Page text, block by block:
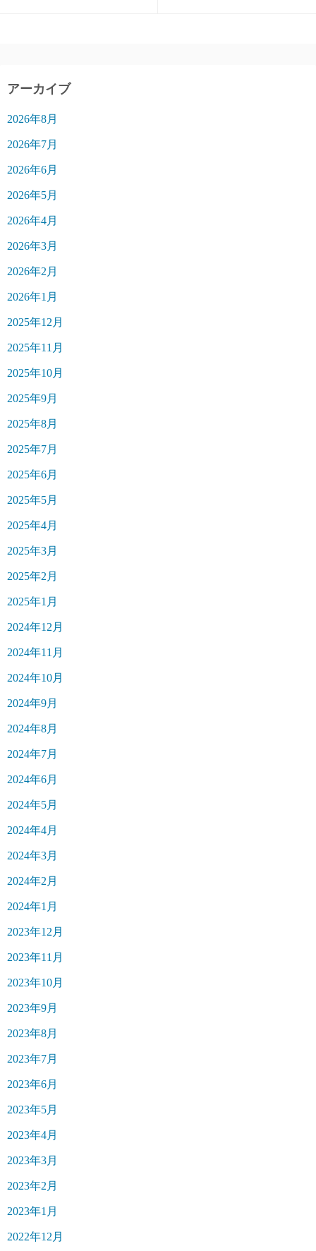
アーカイブ
2026年8月
2026年7月
2026年6月
2026年5月
2026年4月
2026年3月
2026年2月
2026年1月
2025年12月
2025年11月
2025年10月
2025年9月
2025年8月
2025年7月
2025年6月
2025年5月
2025年4月
2025年3月
2025年2月
2025年1月
2024年12月
2024年11月
2024年10月
2024年9月
2024年8月
2024年7月
2024年6月
2024年5月
2024年4月
2024年3月
2024年2月
2024年1月
2023年12月
2023年11月
2023年10月
2023年9月
2023年8月
2023年7月
2023年6月
2023年5月
2023年4月
2023年3月
2023年2月
2023年1月
2022年12月